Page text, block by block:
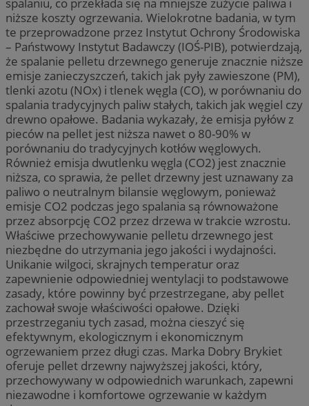
niższe koszty ogrzewania. Wielokrotne badania, w tym
te przeprowadzone przez Instytut Ochrony Środowiska
– Państwowy Instytut Badawczy (IOŚ-PIB), potwierdzają,
że spalanie pelletu drzewnego generuje znacznie niższe
emisje zanieczyszczeń, takich jak pyły zawieszone (PM),
tlenki azotu (NOx) i tlenek węgla (CO), w porównaniu do
spalania tradycyjnych paliw stałych, takich jak węgiel czy
drewno opałowe. Badania wykazały, że emisja pyłów z
pieców na pellet jest niższa nawet o 80-90% w
porównaniu do tradycyjnych kotłów węglowych.
Również emisja dwutlenku węgla (CO2) jest znacznie
niższa, co sprawia, że pellet drzewny jest uznawany za
paliwo o neutralnym bilansie węglowym, ponieważ
emisje CO2 podczas jego spalania są równoważone
przez absorpcję CO2 przez drzewa w trakcie wzrostu.
Właściwe przechowywanie pelletu drzewnego jest
niezbędne do utrzymania jego jakości i wydajności.
Unikanie wilgoci, skrajnych temperatur oraz
zapewnienie odpowiedniej wentylacji to podstawowe
zasady, które powinny być przestrzegane, aby pellet
zachował swoje właściwości opałowe. Dzięki
przestrzeganiu tych zasad, można cieszyć się
efektywnym, ekologicznym i ekonomicznym
ogrzewaniem przez długi czas. Marka Dobry Brykiet
oferuje pellet drzewny najwyższej jakości, który,
przechowywany w odpowiednich warunkach, zapewni
niezawodne i komfortowe ogrzewanie w każdym